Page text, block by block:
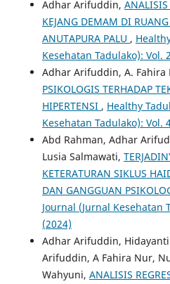
Adhar Arifuddin, ANALISIS
KEJANG DEMAM DI
ANUTAPURA PALU ,
Kesehatan Tadulako): Vol.
Adhar Arifuddin, A. Fahira
PSIKOLOGIS TERHADAP
HIPERTENSI , Healthy
Kesehatan Tadulako): Vol.
Abd Rahman, Adhar
Lusia Salmawati,
KETERATURAN SIKLUS
DAN GANGGUAN
Journal (Jurnal Kesehatan
(2024)
Adhar Arifuddin,
Arifuddin, A Fahira Nur,
Wahyuni, ANALISIS